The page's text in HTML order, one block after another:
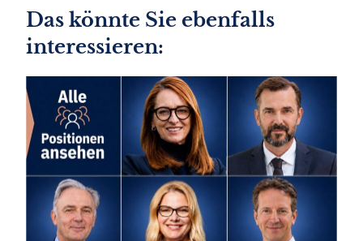
Das könnte Sie ebenfalls
interessieren: